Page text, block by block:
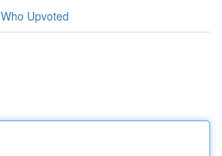
Who Upvoted